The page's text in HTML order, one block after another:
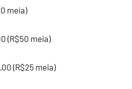
meia)
(R$50 meia)
(R$25 meia)